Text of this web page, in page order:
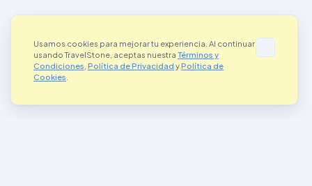
Usamos cookies para mejorar tu experiencia. Al continuar
usando TravelStone, aceptas nuestra Términos y
Condiciones Política de Privacidad yPolítica de
Cookies